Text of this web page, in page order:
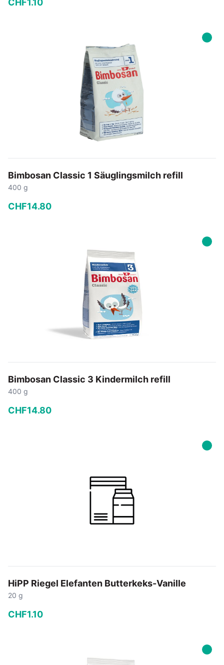
CHF1 .10
In den Warenkorb
Bimbosan Classic 1 Säuglingsmilch refill
400 g
CHF14.80
In den Warenkorb
Bimbosan Classic 3 Kindermilch refill
400 g
CHF14.80
HiPP Riegel Elefanten Butterkeks-Vanille
20 g
CHF1.10
In den Warenkorb